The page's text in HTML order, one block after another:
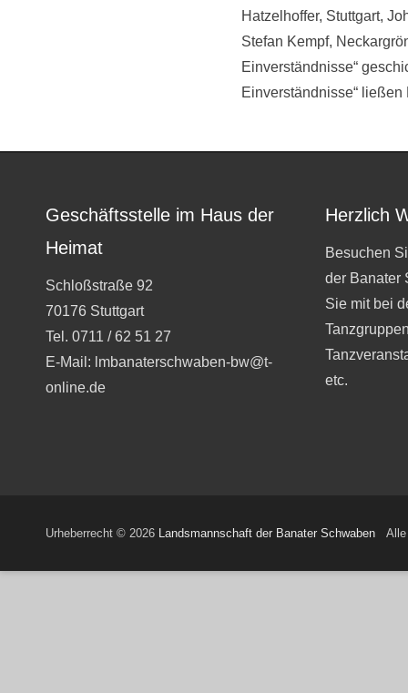
Hatzelhoffer, Stuttgart,
Stefan Kempf,
Einverständnisse“
Einverständnisse“
Geschäftsstelle im Haus der
Heimat
Schloßstraße 92
70176 Stuttgart
Tel. 0711 / 62 51 27
E-Mail: lmbanaterschwaben-bw@t-
online.de
Herzlich
Besuchen
der Banater
Sie mit bei
etc.
Urheberrecht © 2026 Landsmannschaft der Banater Schwaben Alle